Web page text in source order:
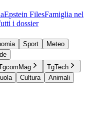
Epstein FilesFamiglia nel
i dossier
Sport
Meteo
TgTech
Cultura
Animali